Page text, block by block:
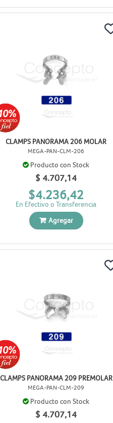
CLAMPS PANORAMA 206 MOLAR
MEGA-PAN-CLM-206
Producto con Stock
$ 4.707,14
En Efectivo o Transferencia
$4.236,42
Agregar
CLAMPS PANORAMA 209 PREMOLAR
MEGA-PAN-CLM-209
Producto con Stock
$ 4.707,14